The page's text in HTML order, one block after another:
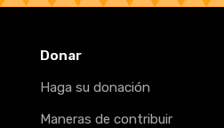
Donar
Haga su donación
Maneras de contribuir